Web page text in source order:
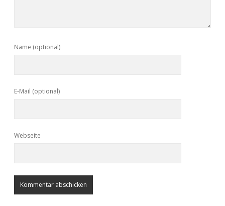
Name (optional)
E-Mail (optional)
Webseite